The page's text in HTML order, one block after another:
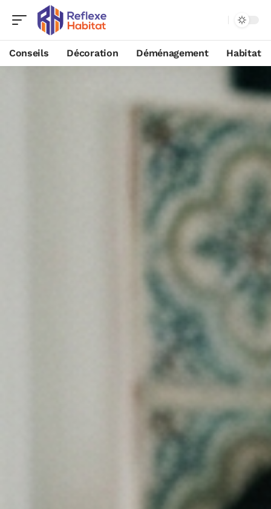
Conseils Décoration Déménagement Habitat